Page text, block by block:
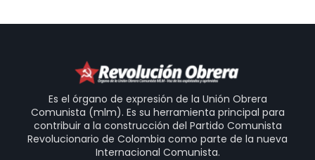
Es el órgano de expresión de la Unión Obrera
Comunista (mlm). Es su herramienta principal para
contribuir a la construcción del Partido Comunista
Revolucionario de Colombia como parte de la nueva
Internacional Comunista.